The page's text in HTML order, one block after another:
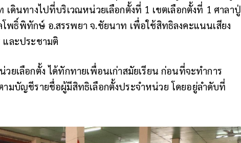
ดินทางไปที่บริเวณหน่วยเลือกตั้งที่ 1 เขตเลือกตั้งที่ 1 ศาลาปู่
พธิ์พิทักษ์ อ.สรรพยา จ.ชัยนาท เพื่อใช้สิทธิลงคะแนนเสียง
และประชามติ
ยเลือกตั้ง ได้ทักทายเพื่อนเก่าสมัยเรียน ก่อนที่จะทำการ
ามบัญชีรายชื่อผู้มีสิทธิเลือกตั้งประจำหน่วย โดยอยู่ลำดับที่